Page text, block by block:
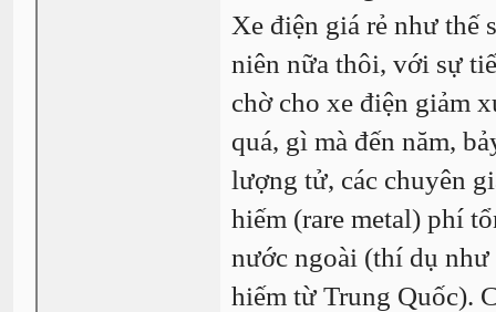
Xe điện giá rẻ như thế
niên nữa thôi, với sự
chờ cho xe điện giảm
quá, gì mà đến năm,
lượng tử, các chuyên
hiếm (rare metal) phí
nước ngoài (thí dụ
hiếm từ Trung Quốc).